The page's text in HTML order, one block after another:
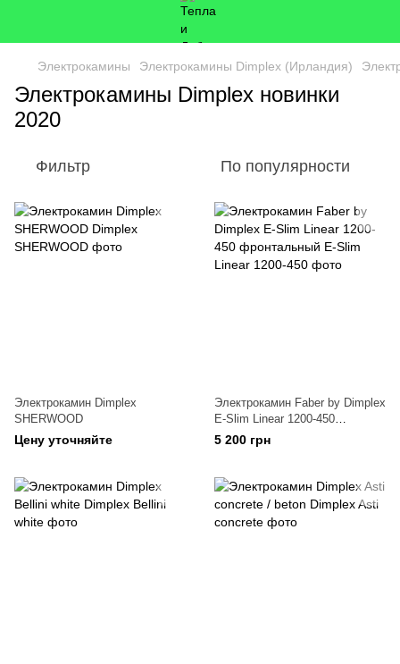
Электрокамины Электрокамины Dimplex (Ирландия)
Электрокамины Dimplex новинки
2020
Фильтр По популярности
Электрокамин Dimplex
SHERWOOD
Цену уточняйте
Электрокамин Faber by Dimplex
E-Slim Linear 1200-450
фронтальный
5 200 грн